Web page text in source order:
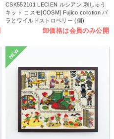
CSK552101 LECIEN ルシアン 刺しゅう
キット コスモ[COSM] Fujico collction バ
ラとワイルドストロベリー (個)
卸価格は会員のみ公開
NEW